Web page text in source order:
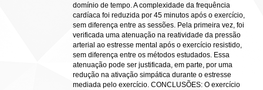
domínio de tempo. A complexidade da frequência
cardíaca foi reduzida por 45 minutos após o exercício,
sem diferença entre as sessões. Pela primeira vez, foi
verificada uma atenuação na reatividade da pressão
arterial ao estresse mental após o exercício resistido,
sem diferença entre os métodos estudados. Essa
atenuação pode ser justificada, em parte, por uma
redução na ativação simpática durante o estresse
mediada pelo exercício. CONCLUSÕES: O exercício